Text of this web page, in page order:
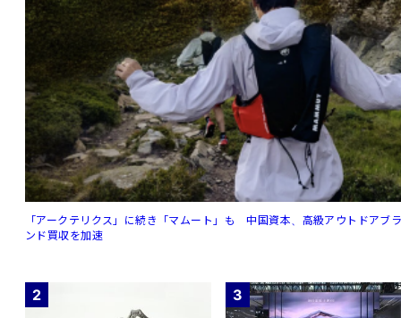
「アークテリクス」に続き「マムート」も 中国資本、高級アウトドアブ
ンド買収を加速
2 3